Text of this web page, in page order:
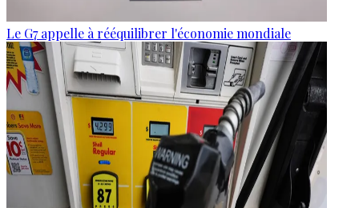
Le G7 appelle à rééquilibrer l'économie mondiale